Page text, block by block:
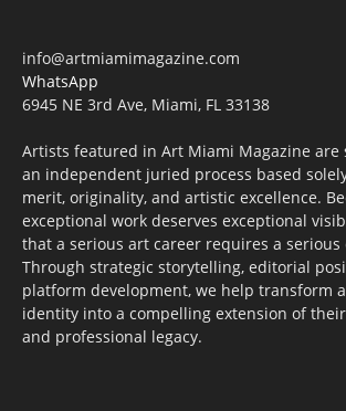
info@artmiamimagazine.com
WhatsApp
6945 NE 3rd Ave, Miami, FL 33138
Artists featured in Art Miami Magazine are
an independent juried process based
merit, originality, and artistic excellence.
exceptional work deserves exceptional
that a serious art career requires a
Through strategic storytelling, editorial
platform development, we help transform
identity into a compelling extension of
and professional legacy.